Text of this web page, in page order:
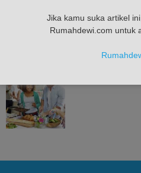
Jika kamu suka artikel
Rumahdewi.com untuk